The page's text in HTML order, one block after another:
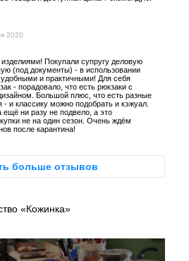
2020
Покупали супругу деловую
(под документы) - в использовании
удобными и практичными! Для себя
- порадовало, что есть рюкзаки с
Большой плюс, что есть разные
- и классику можно подобрать и кэжуал.
ещё ни разу не подвело, а это
не на один сезон. Очень ждём
после карантина!
больше отзывов
«Кожинка»